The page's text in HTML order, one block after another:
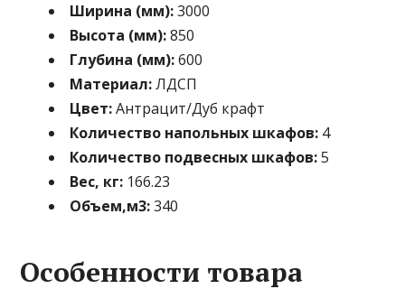
Ширина (мм):3000
Высота (мм):850
Глубина (мм):600
Материал:ЛДСП
Цвет:Антрацит/Дуб крафт
Количество напольных шкафов: 4
Количество подвесных шкафов:5
Вес, кг: 166.23
Объем,м3:340
Особенности товара